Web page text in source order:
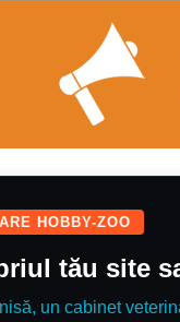
HOBBY-ZOO
tău site
un cabinet